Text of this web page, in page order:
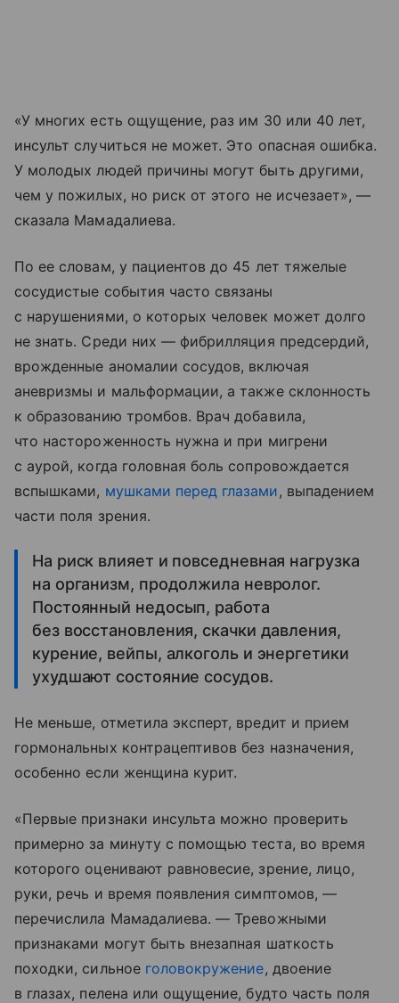
«У многих есть ощущение, раз им 30 или 40 лет,
инсульт случиться не может. Это опасная ошибка.
У молодых людей причины могут быть другими,
чем у пожилых, но риск от этого не исчезает», —
сказала Мамадалиева.
По ее словам, у пациентов до 45 лет тяжелые
сосудистые события часто связаны
с нарушениями, о которых человек может долго
не знать. Среди них — фибрилляция предсердий,
врожденные аномалии сосудов, включая
аневризмы и мальформации, а также склонность
к образованию тромбов. Врач добавила,
что настороженность нужна и при мигрени
с аурой, когда головная боль сопровождается
вспышками, мушками перед глазами , выпадением
части поля зрения.
На риск влияет и повседневная нагрузка
на организм, продолжила невролог.
Постоянный недосып, работа
без восстановления, скачки давления,
курение, вейпы, алкоголь и энергетики
ухудшают состояние сосудов.
Не меньше, отметила эксперт, вредит и прием
гормональных контрацептивов без назначения,
особенно если женщина курит.
«Первые признаки инсульта можно проверить
примерно за минуту с помощью теста, во время
которого оценивают равновесие, зрение, лицо,
руки, речь и время появления симптомов, —
перечислила Мамадалиева. — Тревожными
признаками могут быть внезапная шаткость
походки, сильное головокружение, двоение
в глазах, пелена или ощущение, будто часть поля